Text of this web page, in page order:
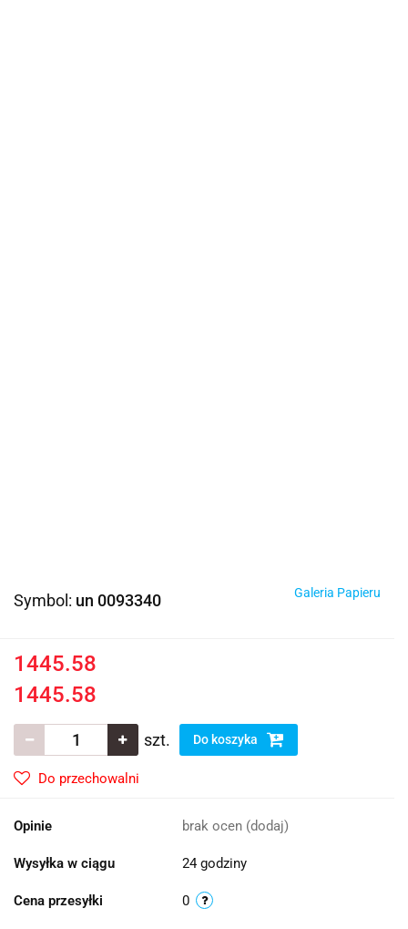
Symbol: un 0093340 Galeria Papieru
1445.58
1445.58
szt. Do koszyka
Do przechowalni
Opinie brak ocen (dodaj)
Wysyłka w ciągu 24 godziny
Cena przesyłki 0